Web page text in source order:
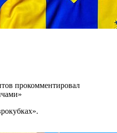
прокомментировал